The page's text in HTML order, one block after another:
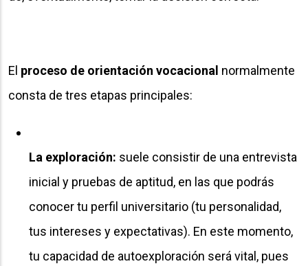
El proceso de orientación vocacional normalmente
consta de tres etapas principales:
La exploración: suele consistir de una entrevista
inicial y pruebas de aptitud, en las que podrás
conocer tu perfil universitario (tu personalidad,
tus intereses y expectativas). En este momento,
tu capacidad de autoexploración será vital, pues